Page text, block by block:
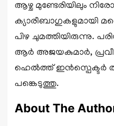
ആഴ്ച മുണ്ടേരിയിലും
ക്യാരീബാഗുകളുമായി
പിഴ ചുമത്തിയിരുന്നു.
ആർ അജയകുമാർ,
ഹെൽത്ത് ഇൻസ്പെക്ടർ
പങ്കെടുത്തു.
About The